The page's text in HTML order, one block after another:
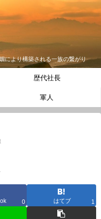
により構築される一族の繋がり
歴代社長
軍人
0 はてブ 1